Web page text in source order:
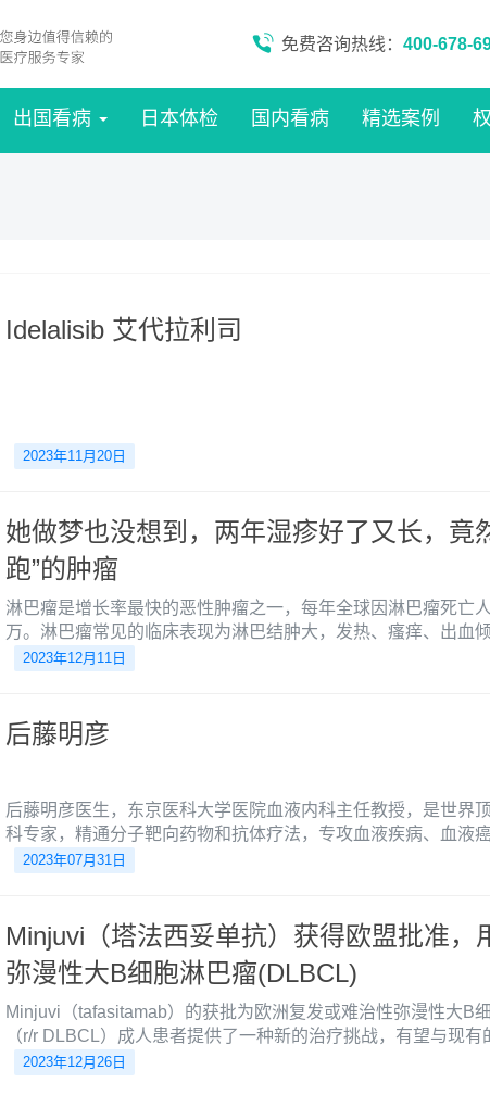
免费咨询热线： 400-678-
出国看病 日本体检 国内看病 精选案例
Idelalisib 艾代拉利司
2023年11月20日
她做梦也没想到，两年湿疹好了又长，竟
跑”的肿瘤
淋巴瘤是增长率最快的恶性肿瘤之一，每年全球因淋巴瘤死亡
万。淋巴瘤常见的临床表现为淋巴结肿大，发热、瘙痒、出血
种会“跑”的肿瘤，这是因为它相比其他肿瘤，淋巴瘤的表现非常
2023年12月11日
后藤明彦
后藤明彦医生，东京医科大学医院血液内科主任教授，是世界
科专家，精通分子靶向药物和抗体疗法，专攻血液疾病、血液癌
2023年07月31日
Minjuvi（塔法西妥单抗）获得欧盟批准，
弥漫性大B细胞淋巴瘤(DLBCL)
Minjuvi（tafasitamab）的获批为欧洲复发或难治性弥漫性大B
（r/r DLBCL）成人患者提供了一种新的治疗挑战，有望与现有
细胞疗法竞争。2021年8月28日，MorphoSys和Incyte联合宣布
2023年12月26日